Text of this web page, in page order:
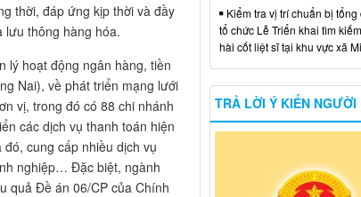
thời, đáp ứng kịp thời và đầy
lưu thông hàng hóa.
lý hoạt động ngân hàng, tiền
Nai), về phát triển mạng lưới
vị, trong đó có 88 chi nhánh
các dịch vụ thanh toán hiện
cung cấp nhiều dịch vụ
nghiệp… Đặc biệt, ngành
quả Đề án 06/CP của Chính
Kiểm tra vị trí chuẩn bị tổng
tổ chức Lễ Triển khai tìm
hài cốt liệt sĩ tại khu vực xã
TRẢ LỜI Ý KIẾN NGƯỜI